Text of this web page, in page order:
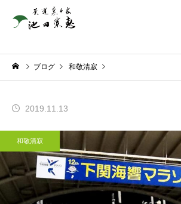
ブログ 和敬清寂
2019.11.13
和敬清寂